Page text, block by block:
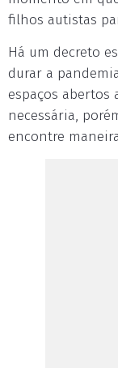
filhos autistas
Há um decreto
durar a
espaços abertos
necessária,
encontre